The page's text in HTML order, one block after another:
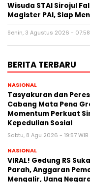
Wisuda STAI Sirojul
Magister PAI, Siap
Senin, 3 Agustus 2026 - 07:58
BERITA TERBARU
NASIONAL
Tasyakuran dan
Cabang Mata Pena
Momentum Perkuat
Kepedulian Sosial
Sabtu, 8 Agu 2026 - 19:57 WIB
NASIONAL
VIRAL! Gedung RS
Parah, Anggaran
Mengalir, Uang